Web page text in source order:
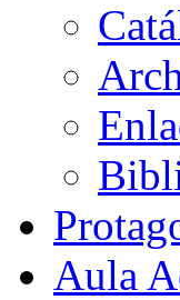
Aula